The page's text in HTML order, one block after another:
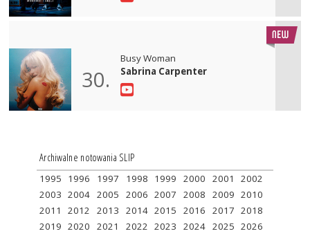
30.
Busy Woman
Sabrina Carpenter
Archiwalne notowania SLIP
1995 1996 1997 1998 1999 2000 2001
2002
2003 2004 2005 2006 2007 2008 2009 2010
2011
2012 2013 2014 2015 2016 2017 2018
2019 2020 2021 2022 2023 2024 2025 2026